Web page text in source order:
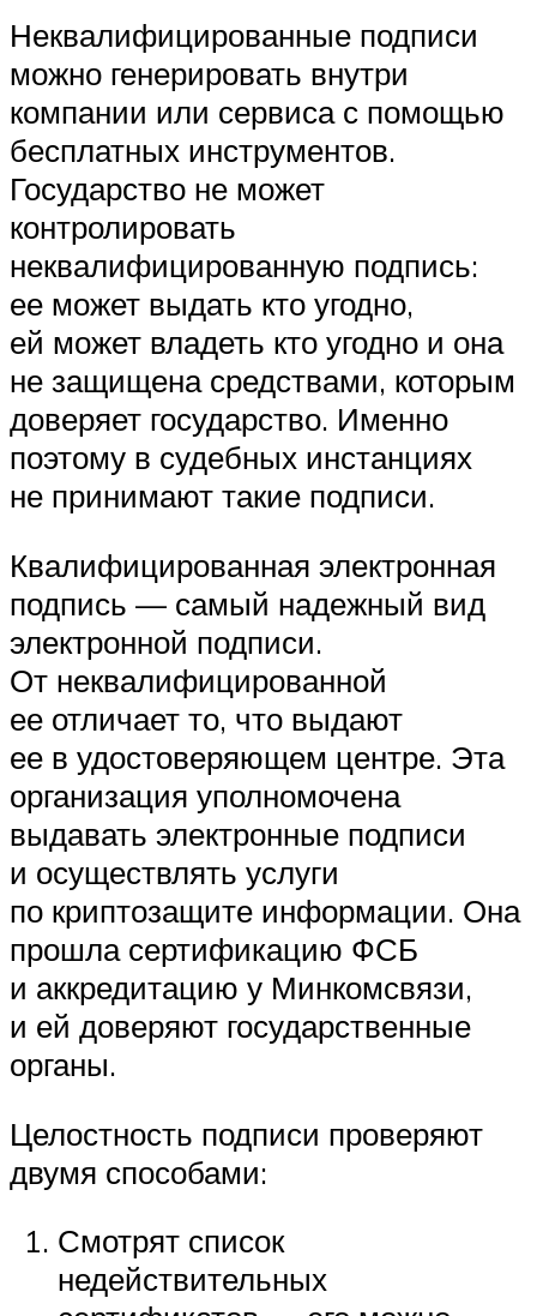
Неквалифицированные подписи
можно генерировать внутри
компании или сервиса с помощью
бесплатных инструментов.
Государство не может
контролировать
неквалифицированную подпись:
ее может выдать кто угодно,
ей может владеть кто угодно и она
не защищена средствами, которым
доверяет государство. Именно
поэтому в судебных инстанциях
не принимают такие подписи.
Квалифицированная электронная
подпись — самый надежный вид
электронной подписи.
От неквалифицированной
ее отличает то, что выдают
ее в удостоверяющем центре. Эта
организация уполномочена
выдавать электронные подписи
и осуществлять услуги
по криптозащите информации. Она
прошла сертификацию ФСБ
и аккредитацию у Минкомсвязи,
и ей доверяют государственные
органы.
Целостность подписи проверяют
двумя способами:
Смотрят список
недействительных